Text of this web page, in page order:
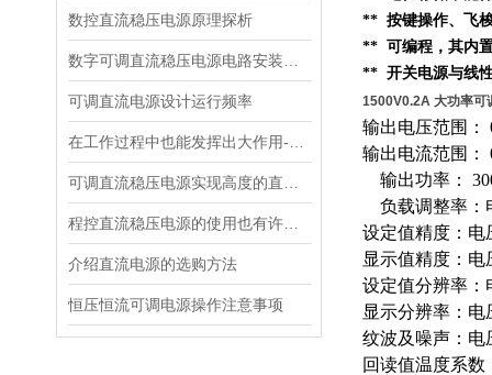
数控直流稳压电源原理探析
可调直流电源设计运行频率
介绍直流电源的选购方法
恒压恒流可调电源操作注意事项
** 按键操作、飞
** 可编程，其内
** 开关电源与线
1500V0.2A 大功率可
输出电压范围：
输出电流范围：
输出功率：
负载调整率：
设定值精度：电
显示值精度：电
设定值分辨率：
显示分辨率：电
纹波及噪声：电
回读值温度系数